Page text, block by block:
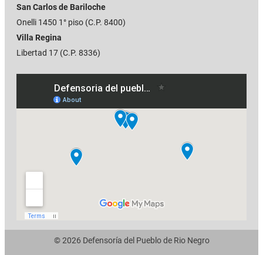
San Carlos de Bariloche
Onelli 1450 1° piso (C.P. 8400)
Villa Regina
Libertad 17 (C.P. 8336)
© 2026 Defensoría del Pueblo de Rio Negro